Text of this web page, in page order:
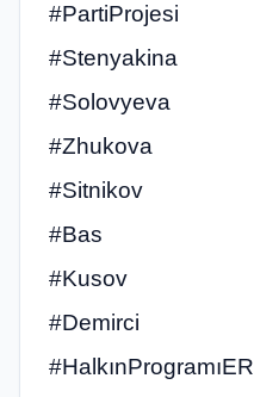
#PartiProjesi
#Stenyakina
#Solovyeva
#Zhukova
#Sitnikov
#Bas
#Kusov
#Demirci
#HalkınProgramıER